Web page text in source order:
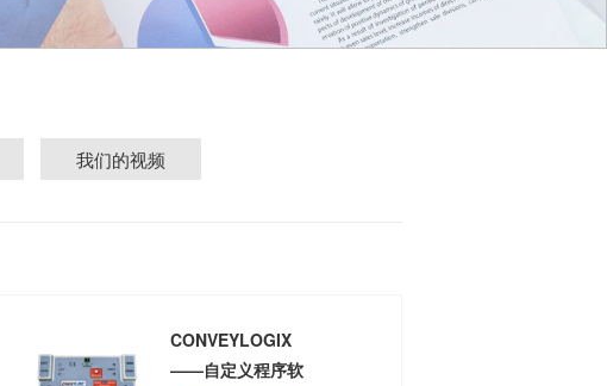
我们的视频
CONVEYLOGIX
——自定义程序软